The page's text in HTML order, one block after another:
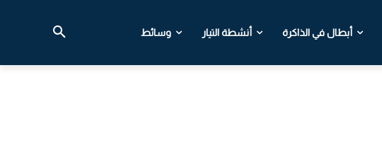
أبطال في الذاكرة أنشطة التيار وسائط